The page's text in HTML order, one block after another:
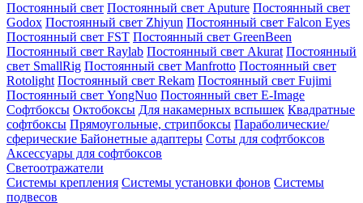
Постоянный свет Постоянный свет Aputure Постоянный свет
Godox Постоянный свет Zhiyun Постоянный свет Falcon Eyes
Постоянный свет FST Постоянный свет GreenBeen
Постоянный свет Raylab Постоянный свет Akurat Постоянный
свет SmallRig Постоянный свет Manfrotto Постоянный свет
Rotolight Постоянный свет Rekam Постоянный свет Fujimi
Постоянный свет YongNuo Постоянный свет E-Image
Софтбоксы Октобоксы Для накамерных вспышек Квадратные
софтбоксы Прямоугольные, стрипбоксы Параболические/
сферические Байонетныe адаптеры Соты для софтбоксов
Аксессуары для софтбоксов
Светоотражатели
Системы крепления Системы установки фонов Системы
подвесов